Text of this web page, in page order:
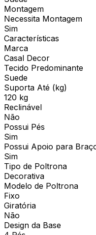
Montagem
Necessita Montagem
Sim
Características
Marca
Casal Decor
Tecido Predominante
Suede
Suporta Até (kg)
120 kg
Reclinável
Não
Possui Pés
Sim
Possui Apoio para
Sim
Tipo de Poltrona
Decorativa
Modelo de Poltrona
Fixo
Giratória
Não
Design da Base